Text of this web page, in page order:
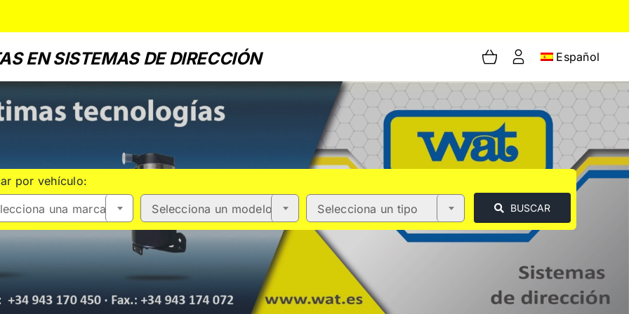
EN SISTEMAS DE DIRECCIÓN Español
por vehículo:
una marca Selecciona un modelo Selecciona un tipo BUSCAR